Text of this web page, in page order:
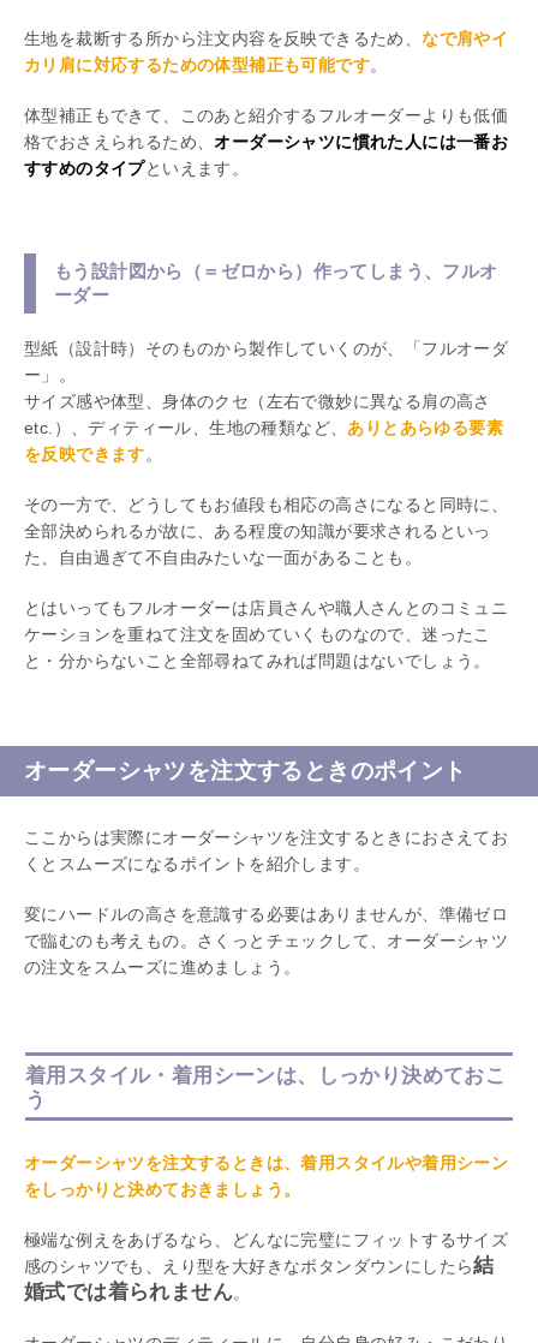
生地を裁断する所から注文内容を反映できるため、なで肩やイ
カリ肩に対応するための体型補正も可能です。
体型補正もできて、このあと紹介するフルオーダーよりも低価
格でおさえられるため、オーダーシャツに慣れた人には一番お
すすめのタイプといえます。
もう設計図から（＝ゼロから）作ってしまう、フルオ
ーダー
型紙（設計時）そのものから製作していくのが、「フルオーダ
ー」。
サイズ感や体型、身体のクセ（左右で微妙に異なる肩の高さ
etc.）、ディティール、生地の種類など、ありとあらゆる要素
を反映できます。
その一方で、どうしてもお値段も相応の高さになると同時に、
全部決められるが故に、ある程度の知識が要求されるといっ
た、自由過ぎて不自由みたいな一面があることも。
とはいってもフルオーダーは店員さんや職人さんとのコミュニ
ケーションを重ねて注文を固めていくものなので、迷ったこ
と・分からないこと全部尋ねてみれば問題はないでしょう。
オーダーシャツを注文するときのポイント
ここからは実際にオーダーシャツを注文するときにおさえてお
くとスムーズになるポイントを紹介します。
変にハードルの高さを意識する必要はありませんが、準備ゼロ
で臨むのも考えもの。さくっとチェックして、オーダーシャツ
の注文をスムーズに進めましょう。
着用スタイル・着用シーンは、しっかり決めておこ
う
オーダーシャツを注文するときは、着用スタイルや着用シーン
をしっかりと決めておきましょう。
極端な例えをあげるなら、どんなに完璧にフィットするサイズ
感のシャツでも、えり型を大好きなボタンダウンにしたら結
婚式では着られません。